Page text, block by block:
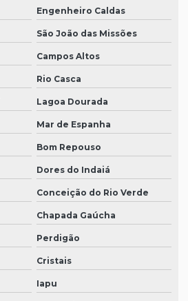
Engenheiro Caldas
São João das Missões
Campos Altos
Rio Casca
Lagoa Dourada
Mar de Espanha
Bom Repouso
Dores do Indaiá
Conceição do Rio Verde
Chapada Gaúcha
Perdigão
Cristais
Iapu